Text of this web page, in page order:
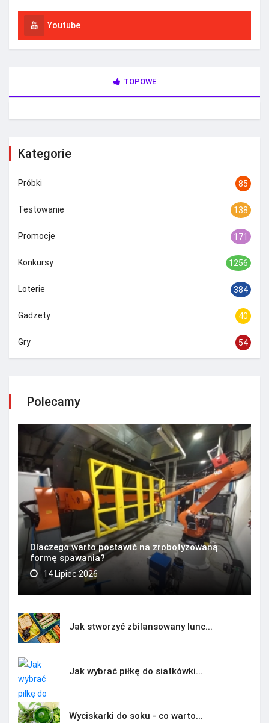
Youtube
TOPOWE
Kategorie
Próbki 85
Testowanie 138
Promocje 171
Konkursy 1256
Loterie 384
Gadżety 40
Gry 54
Polecamy
Dlaczego warto postawić na zrobotyzowaną
formę spawania?
14 Lipiec 2026
Jak stworzyć zbilansowany lunc...
Jak wybrać piłkę do siatkówki...
Wyciskarki do soku - co warto...